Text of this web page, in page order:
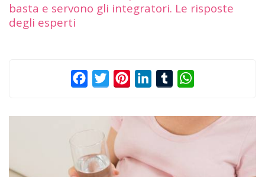
basta e servono gli integratori. Le risposte
degli esperti
FacebookTwitterPinterestLinkedInTumblr